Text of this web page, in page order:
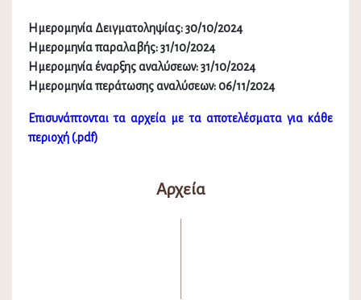
Ημερομηνία Δειγματοληψίας: 30/10/2024
Ημερομηνία παραλαβής: 31/10/2024
Ημερομηνία έναρξης αναλύσεων: 31/10/2024
Ημερομηνία περάτωσης αναλύσεων: 06/11/2024
Επισυνάπτονται τα αρχεία με τα αποτελέσματα για κάθε
περιοχή (.pdf)
Αρχεία